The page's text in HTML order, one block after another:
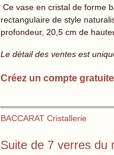
Ce vase en cristal de forme
rectangulaire de style
profondeur, 20,5 cm de
Le détail des ventes est
Créez un compte
BACCARAT Cristallerie
Suite de 7 verres du